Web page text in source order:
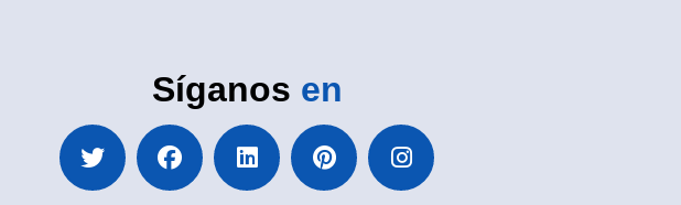
Síganos en